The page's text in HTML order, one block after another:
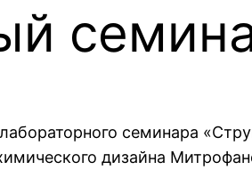
семинара
дизайна